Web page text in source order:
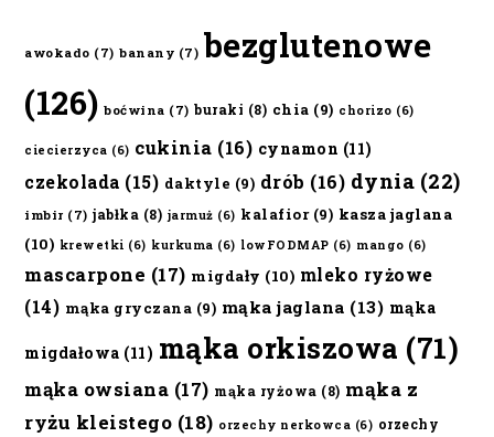
awokado (7) banany (7) bezglutenowe
(126) boćwina (7) buraki (8) chia (9) chorizo (6)
ciecierzyca (6) cukinia (16) cynamon (11)
czekolada (15) daktyle (9) drób (16) dynia (22)
imbir (7) jabłka (8) jarmuż (6) kalafior(9) kasza jaglana
(10) krewetki (6) kurkuma (6) lowFODMAP (6) mango (6)
mascarpone (17) migdały (10) mleko ryżowe
(14) mąka gryczana (9) mąka jaglana (13) mąka
migdałowa (11) mąka orkiszowa (71)
mąka owsiana (17) mąka ryżowa (8) mąka z
ryżu kleistego (18) orzechy nerkowca (6) orzechy